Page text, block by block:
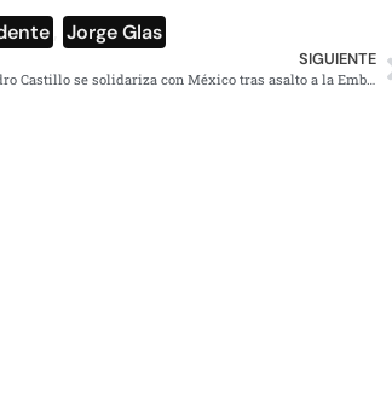
Jorge Glas
SIGUIENTE
Pedro Castillo se solidariza con México tras asalto a la Embajada en Quito